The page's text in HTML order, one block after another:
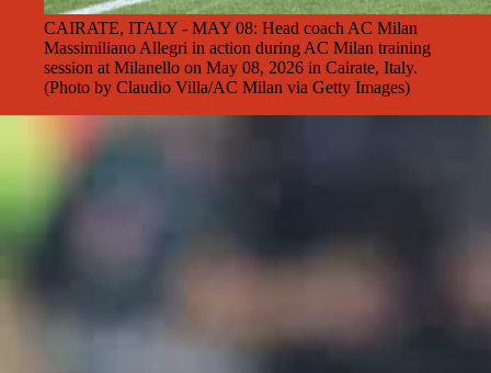
CAIRATE, ITALY - MAY 08: Head coach AC Milan
Massimiliano Allegri in action during AC Milan training
session at Milanello on May 08, 2026 in Cairate, Italy.
(Photo by Claudio Villa/AC Milan via Getty Images)